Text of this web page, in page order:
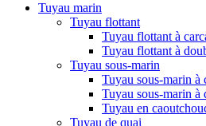
Tuyau marin
Tuyau flottant
Tuyau flottant à
Tuyau flottant à
Tuyau sous-marin
Tuyau sous-marin à
Tuyau sous-marin à
Tuyau en
Tuyau de quai